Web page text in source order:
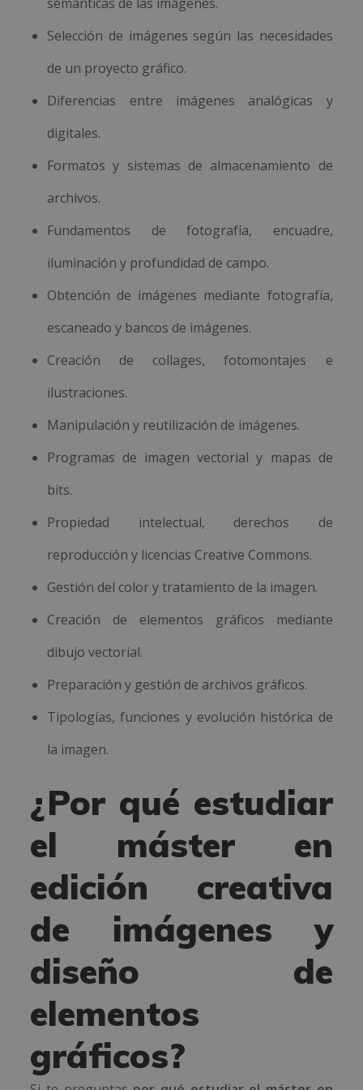
Selección de imágenes según las necesidades
de un proyecto gráfico.
Diferencias entre imágenes analógicas y
digitales.
Formatos y sistemas de almacenamiento de
archivos.
Fundamentos de fotografía, encuadre,
iluminación y profundidad de campo.
Obtención de imágenes mediante fotografía,
escaneado y bancos de imágenes.
Creación de collages, fotomontajes e
ilustraciones.
Manipulación y reutilización de imágenes.
Programas de imagen vectorial y mapas de
bits.
Propiedad intelectual, derechos de
reproducción y licencias Creative Commons.
Gestión del color y tratamiento de la imagen.
Creación de elementos gráficos mediante
dibujo vectorial.
Preparación y gestión de archivos gráficos.
Tipologías, funciones y evolución histórica de
la imagen.
¿Por qué estudiar
el máster en
edición creativa
de imágenes y
diseño de
elementos
gráficos?